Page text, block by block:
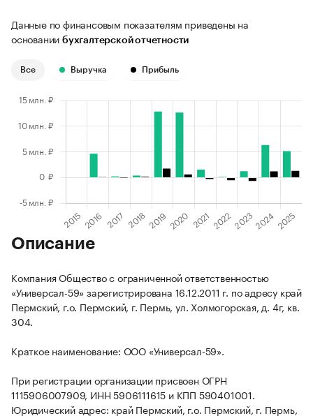
Данные по финансовым показателям приведены на
основании бухгалтерской отчетности
Все Выручка Прибыль
Описание
Компания Общество с ограниченной ответственностью
«Универсал-59» зарегистрирована 16.12.2011 г. по адресу край
Пермский, г.о. Пермский, г. Пермь, ул. Холмогорская, д. 4г, кв.
304.
Краткое наименование: ООО «Универсал-59».
При регистрации организации присвоен ОГРН
1115906007909, ИНН 5906111615 и КПП 590401001.
Юридический адрес: край Пермский, г.о. Пермский, г. Пермь,